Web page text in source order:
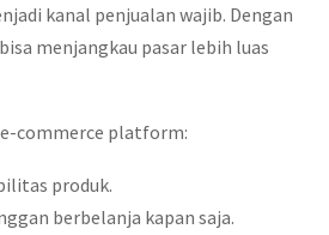
kanal penjualan wajib. Dengan
menjangkau pasar lebih luas
commerce platform:
produk.
berbelanja kapan saja.